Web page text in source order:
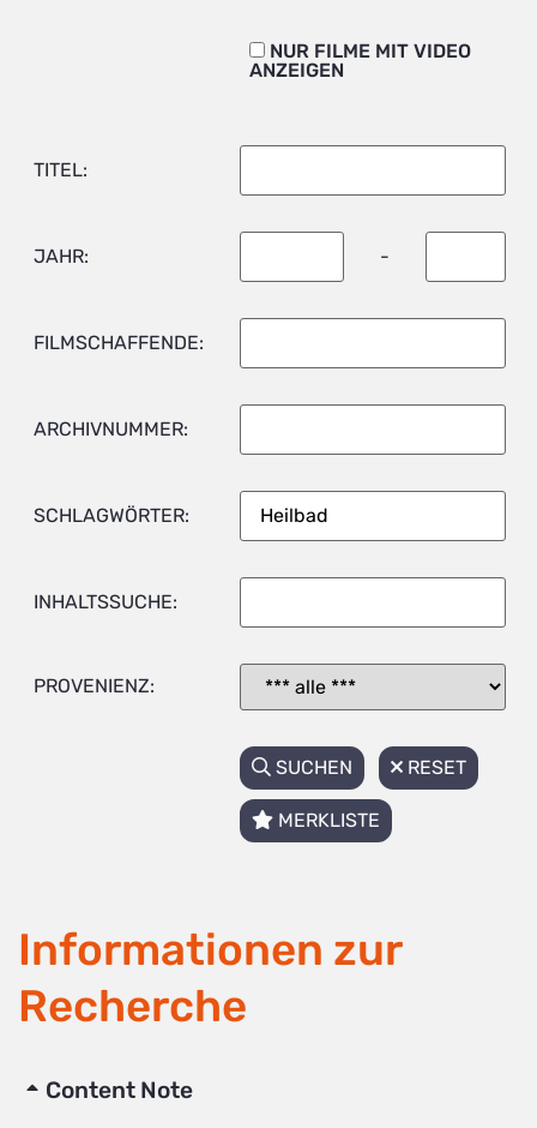
NUR FILME MIT VIDEO
ANZEIGEN
TITEL:
JAHR: -
FILMSCHAFFENDE:
ARCHIVNUMMER:
SCHLAGWÖRTER:
INHALTSSUCHE:
PROVENIENZ:
SUCHEN RESET
MERKLISTE
Informationen zur
Recherche
Content Note